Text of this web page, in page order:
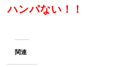
ハンパない！！
関連